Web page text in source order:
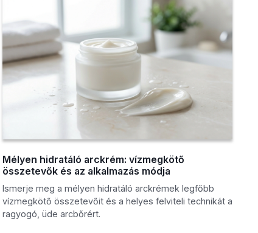
Mélyen hidratáló arckrém: vízmegkötő
összetevők és az alkalmazás módja
Ismerje meg a mélyen hidratáló arckrémek legfőbb
vízmegkötő összetevőit és a helyes felviteli technikát a
ragyogó, üde arcbőrért.